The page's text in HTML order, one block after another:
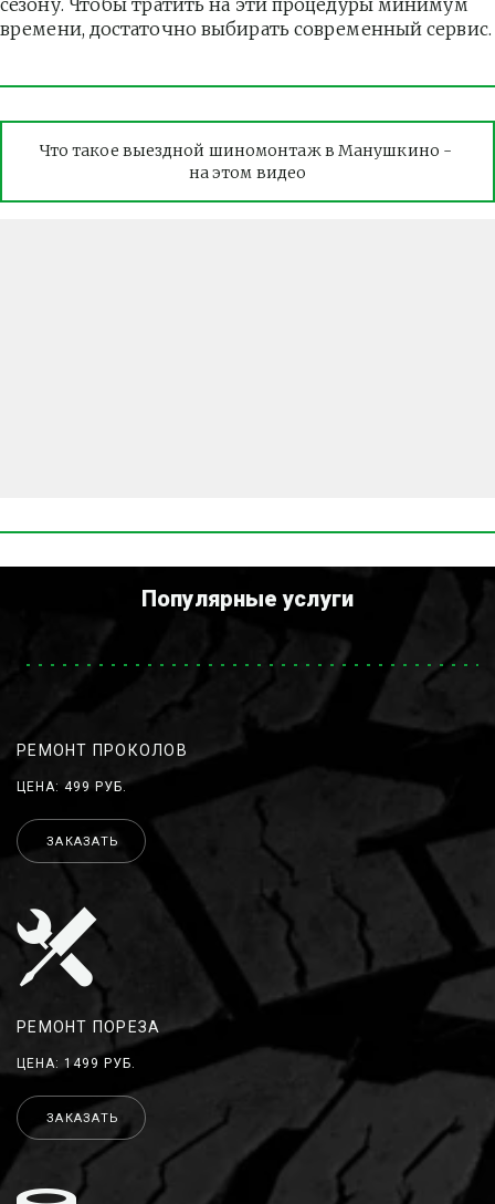
сезону. Чтобы тратить на эти процедуры минимум
времени, достаточно выбирать современный сервис.
Что такое выездной шиномонтаж в Манушкино -
на этом видео
Популярные услуги
РЕМОНТ ПРОКОЛОВ
ЦЕНА: 499 РУБ.
ЗАКАЗАТЬ
РЕМОНТ ПОРЕЗА
ЦЕНА: 1499 РУБ.
ЗАКАЗАТЬ